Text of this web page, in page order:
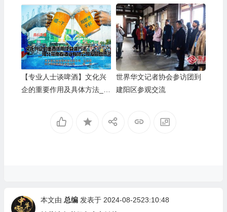
公司的坚守与启示
【专业人士谈啤酒】文化兴
企的重要作用及具体方法__
世界华文记者协会参访团到
建阳区参观交流
本文由 总编发表于 2024-08-2523:10:48